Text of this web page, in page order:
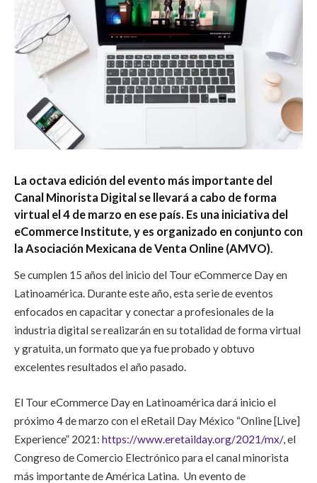
La octava edición del evento más importante del
Canal Minorista Digital se llevará a cabo de forma
virtual el 4 de marzo en ese país. Es una iniciativa del
eCommerce Institute, y es organizado en conjunto con
la Asociación Mexicana de Venta Online (AMVO)
Se cumplen 15 años del inicio del Tour eCommerce Day en
Latinoamérica. Durante este año, esta serie de eventos
enfocados en capacitar y conectar a profesionales de la
industria digital se realizarán en su totalidad deforma virtual
y gratuita, un formato queya fue probado yobtuvo
excelentes resultados el año pasado.
El Tour eCommerce Day en Latinoamérica dará inicio el
próximo 4 de marzo con el eRetail Day México “Online [Live]
Experience” 2021: https://www.eretailday.org/2021/mx/, el
Congreso de Comercio Electrónico para el canal minorista
más importante de América Latina. Un evento de